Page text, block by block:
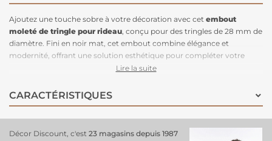
Ajoutez une touche sobre à votre décoration avec cet embout
moleté de tringle pour rideau, conçu pour des tringles de 28 mm de
diamètre. Fini en noir mat, cet embout combine élégance et
modernité, offrant une solution esthétique pour compléter votre
installation de rideaux. Sa texture moletée ajoute un détail chic et
tringle est robuste et facile à installer
finition impeccable à vostringles àrideaux.
Lire la suite
CARACTÉRISTIQUES
Décor Discount, c'est 23 magasins depuis 1987